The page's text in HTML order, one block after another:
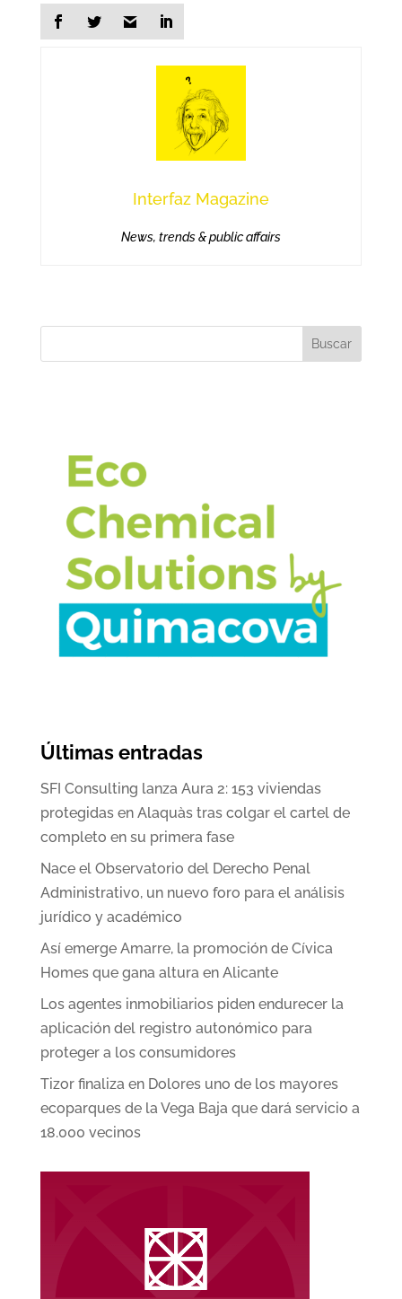
Interfaz Magazine
News, trends & public affairs
Buscar
Últimas entradas
SFI Consulting lanza Aura 2: 153 viviendas
protegidas en Alaquàs tras colgar el cartel de
completo en su primera fase
Nace el Observatorio del Derecho Penal
Administrativo, un nuevo foro para el análisis
jurídico y académico
Así emerge Amarre, la promoción de Cívica
Homes que gana altura en Alicante
Los agentes inmobiliarios piden endurecer la
aplicación del registro autonómico para
proteger a los consumidores
Tizor finaliza en Dolores uno de los mayores
ecoparques de la Vega Baja que dará servicio a
18.000 vecinos